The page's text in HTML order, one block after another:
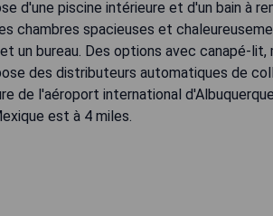
piscine intérieure et d'un bain à
chambres spacieuses et
un bureau. Des options avec canapé-lit,
des distributeurs automatiques de
de l'aéroport international
est à 4 miles.